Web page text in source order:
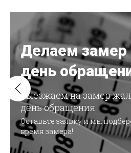
Делаем замер
день
Выезжаем на замер
день обращения
Оставьте заявку и мы
время замера!